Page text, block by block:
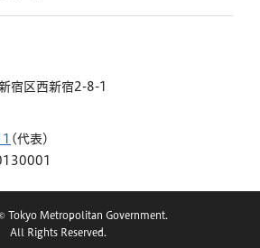
宿区西新宿2-8-1
(代表)
Tokyo Metropolitan Government.
All Rights Reserved.